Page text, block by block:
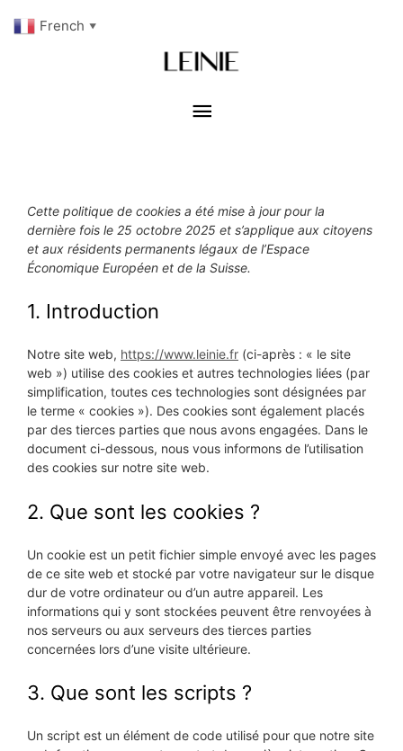
Politique de cookies (UE)
Cette politique de cookies a été mise à jour pour la
dernière fois le 25 octobre 2025 et s’applique aux citoyens
et aux résidents permanents légaux de l’Espace
Économique Européen et de la Suisse.
1. Introduction
Notre site web, https://www.leinie.fr (ci-après : « le site
web ») utilise des cookies et autres technologies liées (par
simplification, toutes ces technologies sont désignées par
le terme « cookies »). Des cookies sont également placés
par des tierces parties que nous avons engagées. Dans le
document ci-dessous, nous vous informons de l’utilisation
des cookies sur notre site web.
2. Que sont les cookies ?
Un cookie est un petit fichier simple envoyé avec les pages
de ce site web et stocké par votre navigateur sur le disque
dur de votre ordinateur ou d’un autre appareil. Les
informations qui y sont stockées peuvent être renvoyées à
nos serveurs ou aux serveurs des tierces parties
concernées lors d’une visite ultérieure.
3. Que sont les scripts ?
Un script est un élément de code utilisé pour que notre site
French ▼